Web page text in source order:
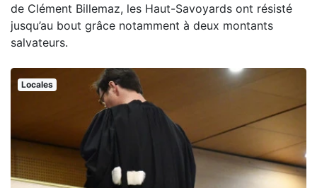
de Clément Billemaz, les Haut-Savoyards ont résisté
jusqu’au bout grâce notamment à deux montants
salvateurs.
Locales